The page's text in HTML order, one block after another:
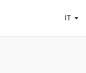
IT